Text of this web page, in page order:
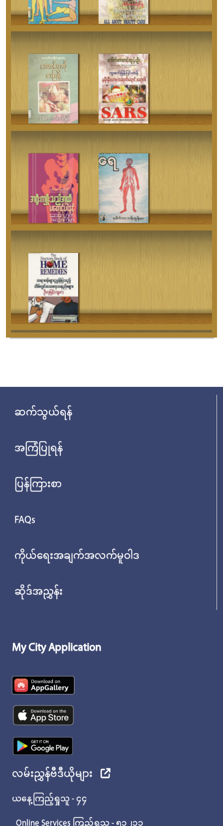
ဆက်သွယ်ရန်
အကြံပြုရန်
ပြန်ကြားစာ
FAQs
ကိုယ်ရေးအချက်အလက်မူဝါဒ
ဆိုဒ်အညွှန်း
My City Application
လမ်းညွှန်ဗီဒီယိုများ
ယနေ့ကြည့်ရှုသူ - ၄၄
Online Services ကြည့်ရှုသူ - ၅၁၂၁၁